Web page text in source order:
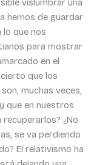
vislumbrar una
hemos de guardar
que nos
para mostrar
en el
que los
muchas veces,
que en nuestros
¿No
se va perdiendo
El relativismo ha